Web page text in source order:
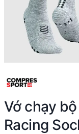
Vớ chạy
Racing